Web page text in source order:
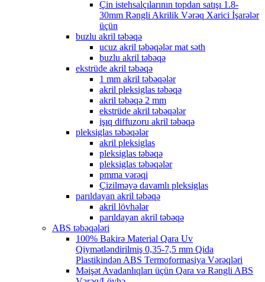
Çin istehsalçılarının topdan satışı 1.8-
30mm Rəngli Akrilik Vərəq Xarici İşarələr
üçün
buzlu akril təbəqə
ucuz akril təbəqələr mat səth
buzlu akril təbəqə
ekstrüde akril təbəqə
1 mm akril təbəqələr
akril pleksiglas təbəqə
akril təbəqə 2 mm
ekstrüde akril təbəqələr
işıq diffuzoru akril təbəqə
pleksiglas təbəqələr
akril pleksiglas
pleksiglas təbəqə
pleksiglas təbəqələr
pmma vərəqi
Çizilməyə davamlı pleksiglas
parıldayan akril təbəqə
akril lövhələr
parıldayan akril təbəqə
ABS təbəqələri
100% Bakirə Material Qara Uv
Qiymətləndirilmiş 0,35-7,5 mm Qida
Plastikindən ABS Termoformasiya Vərəqləri
Məişət Avadanlıqları üçün Qara və Rəngli ABS